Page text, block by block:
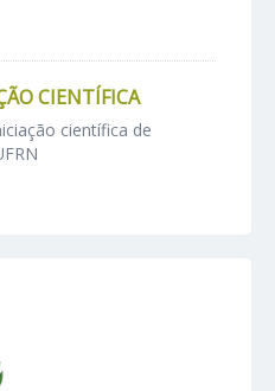
CIENTÍFICA
científica de